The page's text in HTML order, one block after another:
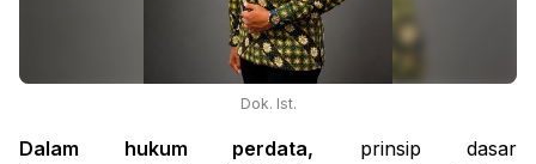
Dok. Ist.
Dalam hukum perdata, prinsip dasar